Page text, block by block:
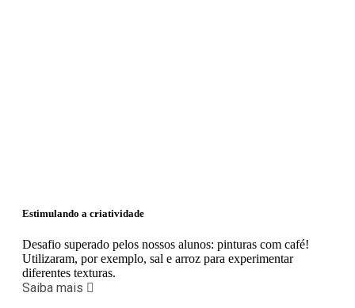
Estimulando a criatividade
Desafio superado pelos nossos alunos: pinturas com café!
Utilizaram, por exemplo, sal e arroz para experimentar
diferentes texturas.
Saiba mais